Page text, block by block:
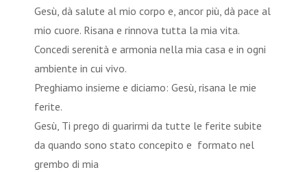
Gesù, dà salute al mio corpo e, ancor più, dà pace al
mio cuore. Risana e rinnova tutta la mia vita.
Concedi serenità e armonia nella mia casa e in ogni
ambiente in cui vivo.
Preghiamo insieme e diciamo: Gesù, risana le mie
ferite.
Gesù, Ti prego di guarirmi da tutte le ferite subite
da quando sono stato concepito e formato nel
grembo di mia